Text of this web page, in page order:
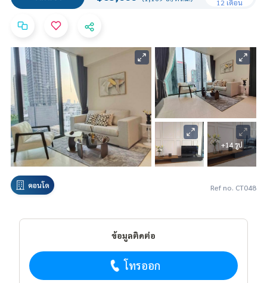
12 เดือน
+14 รูป
คอนโด Ref no. CT048
ข้อมูลติดต่อ
โทรออก